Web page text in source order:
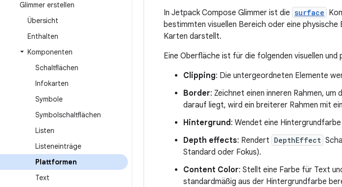
Glimmer erstellen
Übersicht
Enthalten
Komponenten
Schaltflächen
Infokarten
Symbole
Symbolschaltflächen
Listen
Listeneinträge
Plattformen
Text
In Jetpack Compose Glimmer ist die surface
bestimmten visuellen Bereich oder eine
Karten darstellt.
Eine Oberfläche ist für die folgenden visuellen
Clipping: Die untergeordneten Elemente
Border: Zeichnet einen inneren Rahmen,
darauf liegt, wird ein breiterer Rahmen mit
Hintergrund: Wendet eine
Depth effects: Rendert DepthEffect
Standard oder Fokus).
Content Color: Stellt eine Farbe für Text
standardmäßig aus der Hintergrundfarbe